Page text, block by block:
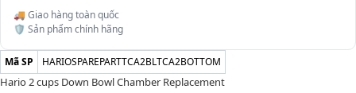
🚚 Giao hàng toàn quốc
🛡️ Sản phẩm chính hãng
Mã SP HARIOSPAREPARTTCA2BLTCA2BOTTOM
Hario 2 cups Down Bowl Chamber Replacement